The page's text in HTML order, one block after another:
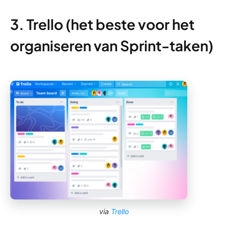
3. Trello (het beste voor het
organiseren van Sprint-taken)
via Trello